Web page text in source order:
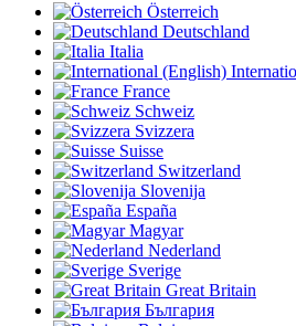
Österreich
Deutschland
Italia
France
Schweiz
Svizzera
Suisse
Switzerland
Slovenija
España
Magyar
Nederland
Sverige
Great Britain
България